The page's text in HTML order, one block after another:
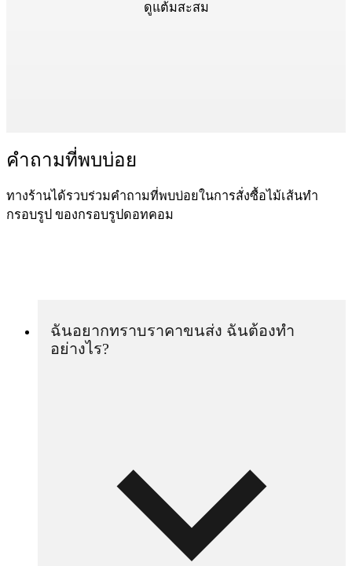
ดูแต้มสะสม
คำถามที่พบบ่อย
ทางร้านได้รวบร่วมคำถามที่พบบ่อยในการสั่งซื้อไม้เส้นทำ
กรอบรูป ของกรอบรูปดอทคอม
ฉันอยากทราบราคาขนส่ง ฉันต้องทำ
อย่างไร?